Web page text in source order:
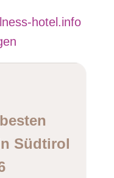
hotel.info
Südtirol